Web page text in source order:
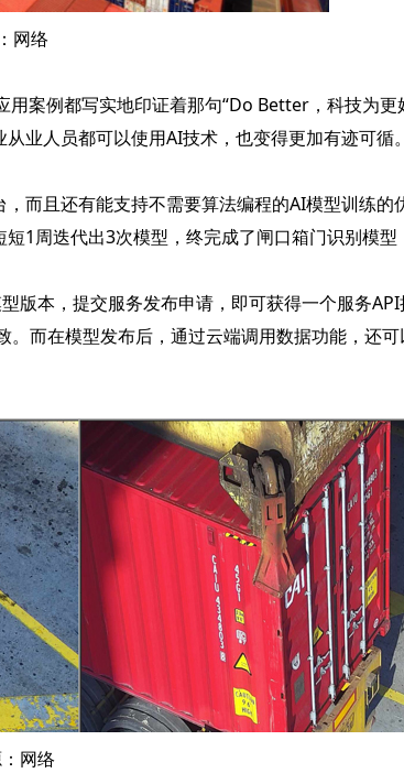
网络
案例都写实地印证着那句“Do Better，科技为
业人员都可以使用AI技术，也变得更加有迹可循。
而且还有能支持不需要算法编程的AI模型训练的
周迭代出3次模型，终完成了闸口箱门识别模型
本，提交服务发布申请，即可获得一个服务
而在模型发布后，通过云端调用数据功能，还
网络